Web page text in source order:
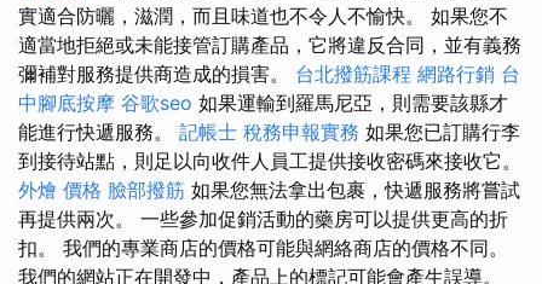
實適合防曬，滋潤，而且味道也不令人不愉快。 如果您不
適當地拒絕或未能接管訂購產品，它將違反合同，並有義務
彌補對服務提供商造成的損害。 台北撥筋課程 網路行銷 台
中腳底按摩 谷歌seo 如果運輸到羅馬尼亞，則需要該縣才
能進行快遞服務。 記帳士 稅務申報實務 如果您已訂購行李
到接待站點，則足以向收件人員工提供接收密碼來接收它。
外燴 價格 臉部撥筋 如果您無法拿出包裹，快遞服務將嘗試
再提供兩次。 一些參加促銷活動的藥房可以提供更高的折
扣。 我們的專業商店的價格可能與網絡商店的價格不同。
我們的網站正在開發中，產品上的標記可能會產生誤導。